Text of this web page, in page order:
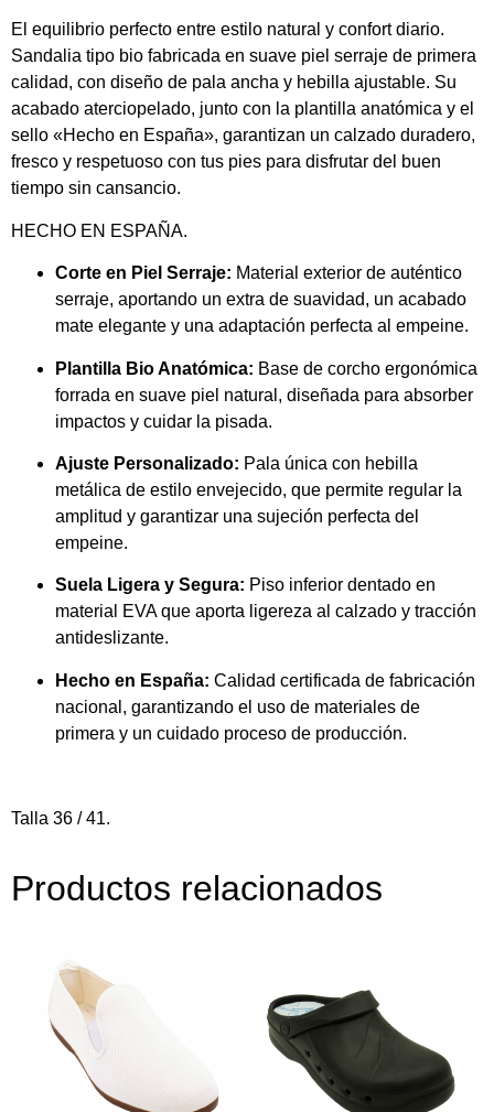
El equilibrio perfecto entre estilo natural y confort diario.
Sandalia tipo bio fabricada en suave piel serraje de primera
calidad, con diseño de pala ancha y hebilla ajustable. Su
acabado aterciopelado, junto con la plantilla anatómica y el
sello «Hecho en España», garantizan un calzado duradero,
fresco y respetuoso con tus pies para disfrutar del buen
tiempo sin cansancio.
HECHO EN ESPAÑA.
Corte en Piel Serraje: Material exterior de auténtico
serraje, aportando un extra de suavidad, un acabado
mate elegante y una adaptación perfecta al empeine.
Plantilla Bio Anatómica: Base de corcho ergonómica
forrada en suave piel natural, diseñada para absorber
impactos y cuidar la pisada.
Ajuste Personalizado: Pala única con hebilla
metálica de estilo envejecido, que permite regular la
amplitud y garantizar una sujeción perfecta del
empeine.
Suela Ligera y Segura: Piso inferior dentado en
material EVA que aporta ligereza al calzado y tracción
antideslizante.
Hecho en España: Calidad certificada de fabricación
nacional, garantizando el uso de materiales de
primera y un cuidado proceso de producción.
Talla 36 / 41.
Productos relacionados